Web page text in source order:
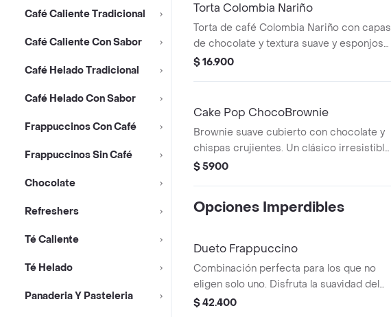
Café Caliente Tradicional
Café Caliente Con Sabor
Café Helado Tradicional
Café Helado Con Sabor
Frappuccinos Con Café
Frappuccinos Sin Café
Chocolate
Refreshers
Té Caliente
Té Helado
Panaderia Y Pasteleria
Torta Colombia Nariño
Torta de café Colombia Nariño con capas
de chocolate y textura suave y esponjosa.
Un clásico lleno de sabor.
$ 16.900
Cake Pop ChocoBrownie
Brownie suave cubierto con chocolate y
chispas crujientes. Un clásico irresistible
en cada bocado.
$ 5900
Opciones Imperdibles
Dueto Frappuccino
Combinación perfecta para los que no
eligen solo uno. Disfruta la suavidad del
Arequipe Frappuccino, con café, leche y
$ 42.400